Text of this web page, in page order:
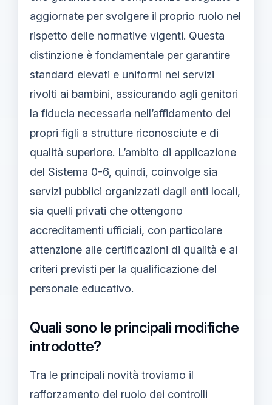
aggiornate per svolgere il proprio ruolo nel
rispetto delle normative vigenti. Questa
distinzione è fondamentale per garantire
standard elevati e uniformi nei servizi
rivolti ai bambini, assicurando agli genitori
la fiducia necessaria nell’affidamento dei
propri figli a strutture riconosciute e di
qualità superiore. L’ambito di applicazione
del Sistema 0-6, quindi, coinvolge sia
servizi pubblici organizzati dagli enti locali,
sia quelli privati che ottengono
accreditamenti ufficiali, con particolare
attenzione alle certificazioni di qualità e ai
criteri previsti per la qualificazione del
personale educativo.
Quali sono le principali modifiche
introdotte?
Tra le principali novità troviamo il
rafforzamento del ruolo dei controlli